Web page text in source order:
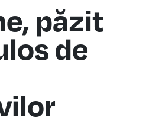
păzit
de